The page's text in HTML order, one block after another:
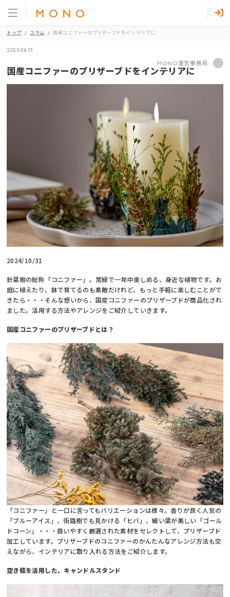
トップ コラム 国産コニファーのプリザーブドをインテリアに
2025.06.13
MONO運営事務局
国産コニファーのプリザーブドをインテリアに
2024/10/31
針葉樹の総称「コニファー」。常緑で一年中楽しめる、身近な植物です。お
庭に植えたり、鉢で育てるのも素敵だけれど、もっと手軽に楽しむことがで
きたら・・・そんな想いから、国産コニファーのプリザーブドが商品化され
ました。活用する方法やアレンジをご紹介していきます。
国産コニファーのプリザーブドとは？
「コニファー」と一口に言ってもバリエーションは様々。香りが良く人気の
「ブルーアイス」、街路樹でも見かける「ヒバ」、細い葉が美しい「ゴール
ドコーン」・・・扱いやすく厳選された素材をセレクトして、プリザーブド
加工しています。プリザーブドのコニファーのかんたんなアレンジ方法も交
えながら、インテリアに取り入れる方法をご紹介します。
空き瓶を活用した、キャンドルスタンド